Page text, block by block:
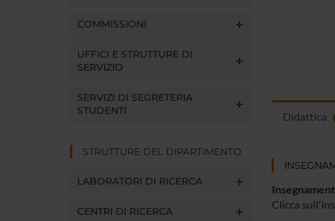
COMMISSIONI
UFFICI E STRUTTURE DI
SERVIZIO
SERVIZI DI SEGRETERIA
STUDENTI
STRUTTURE DEL DIPARTIMENTO
LABORATORI DI RICERCA
CENTRI DI RICERCA
Didattica
Clicca